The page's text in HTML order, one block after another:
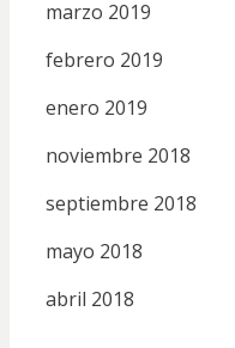
marzo 2019
febrero 2019
enero 2019
noviembre 2018
septiembre 2018
mayo 2018
abril 2018